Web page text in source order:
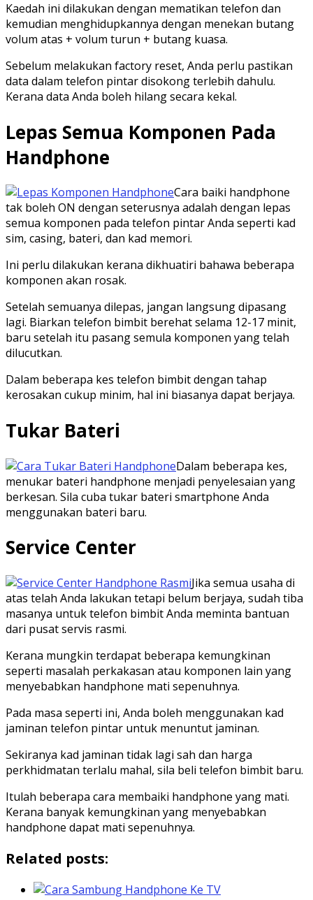
Kaedah ini dilakukan dengan mematikan telefon dan
kemudian menghidupkannya dengan menekan butang
volum atas + volum turun + butang kuasa.
Sebelum melakukan factory reset, Anda perlu pastikan
data dalam telefon pintar disokong terlebih dahulu.
Kerana data Anda boleh hilang secara kekal.
Lepas Semua Komponen Pada
Handphone
Cara baiki handphone
tak boleh ON dengan seterusnya adalah dengan lepas
semua komponen pada telefon pintar Anda seperti kad
sim, casing, bateri, dan kad memori.
Ini perlu dilakukan kerana dikhuatiri bahawa beberapa
komponen akan rosak.
Setelah semuanya dilepas, jangan langsung dipasang
lagi. Biarkan telefon bimbit berehat selama 12-17 minit,
baru setelah itu pasang semula komponen yang telah
dilucutkan.
Dalam beberapa kes telefon bimbit dengan tahap
kerosakan cukup minim, hal ini biasanya dapat berjaya.
Tukar Bateri
Dalam beberapa kes,
menukar bateri handphone menjadi penyelesaian yang
berkesan. Sila cuba tukar bateri smartphone Anda
menggunakan bateri baru.
Service Center
Jika semua usaha di
atas telah Anda lakukan tetapi belum berjaya, sudah tiba
masanya untuk telefon bimbit Anda meminta bantuan
dari pusat servis rasmi.
Kerana mungkin terdapat beberapa kemungkinan
seperti masalah perkakasan atau komponen lain yang
menyebabkan handphone mati sepenuhnya.
Pada masa seperti ini, Anda boleh menggunakan kad
jaminan telefon pintar untuk menuntut jaminan.
Sekiranya kad jaminan tidak lagi sah dan harga
perkhidmatan terlalu mahal, sila beli telefon bimbit baru.
Itulah beberapa cara membaiki handphone yang mati.
Kerana banyak kemungkinan yang menyebabkan
handphone dapat mati sepenuhnya.
Related posts: